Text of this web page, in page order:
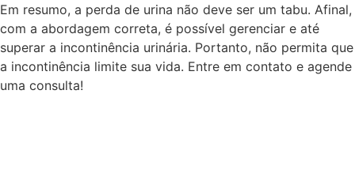
Em resumo, a perda de urina não deve ser um tabu. Afinal,
com a abordagem correta, é possível gerenciar e até
superar a incontinência urinária. Portanto, não permita que
a incontinência limite sua vida. Entre em contato e agende
uma consulta!